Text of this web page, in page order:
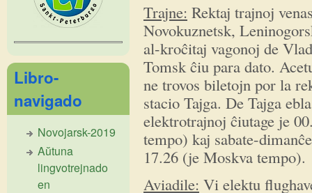
Trajne: Rektaj trajnoj
Novokuznetsk,
al-kroĉitaj vagonoj de
Tomsk ĉiu para dato.
ne trovos biletojn por la
stacio Tajga. De Tajga
elektrotrajnoj ĉiutage je
tempo) kaj sabate-
17.26 (je Moskva tempo).
Aviadile: Vi elektu
Libro-
navigado
Novojarsk-2019
Aŭtuna
lingvotrejnado
en